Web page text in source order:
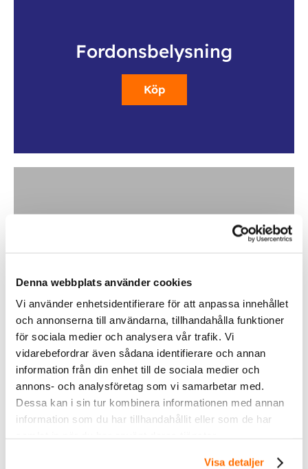
Denna webbplats använder cookies
Vi använder enhetsidentifierare för att anpassa innehållet
och annonserna till användarna, tillhandahålla funktioner
för sociala medier och analysera vår trafik. Vi
vidarebefordrar även sådana identifierare och annan
information från din enhet till de sociala medier och
annons- och analysföretag som vi samarbetar med.
Dessa kan i sin tur kombinera informationen med annan
information som du har tillhandahållit eller som de har
Visa detaljer
Fordonsbelysning
Köp